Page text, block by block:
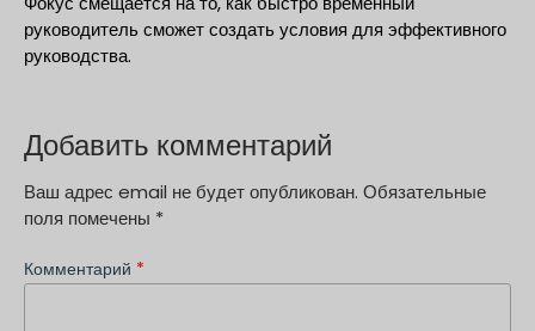
руководитель сможет создать условия для эффективного
руководства.
Добавить комментарий
Ваш адрес email не будет опубликован. Обязательные
поля помечены *
Комментарий *